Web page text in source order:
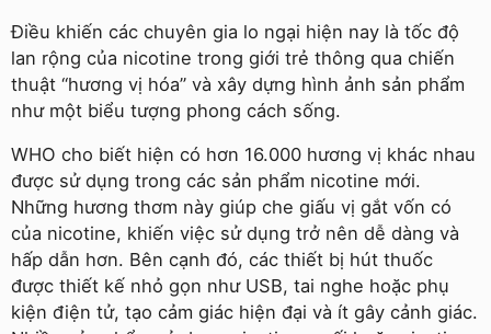
Điều khiến các chuyên gia lo ngại hiện nay là tốc độ
lan rộng của nicotine trong giới trẻ thông qua chiến
thuật “hương vị hóa” và xây dựng hình ảnh sản phẩm
như một biểu tượng phong cách sống.
WHO cho biết hiện có hơn 16.000 hương vị khác nhau
được sử dụng trong các sản phẩm nicotine mới.
Những hương thơm này giúp che giấu vị gắt vốn có
của nicotine, khiến việc sử dụng trở nên dễ dàng và
hấp dẫn hơn. Bên cạnh đó, các thiết bị hút thuốc
được thiết kế nhỏ gọn như USB, tai nghe hoặc phụ
kiện điện tử, tạo cảm giác hiện đại và ít gây cảnh giác.